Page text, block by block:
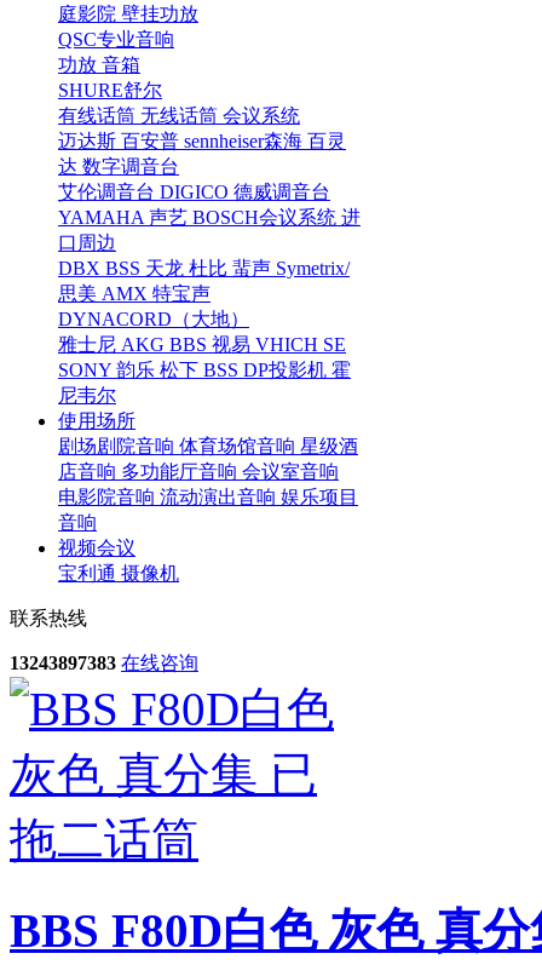
庭影院 壁挂功放
QSC专业音响
功放 音箱
SHURE舒尔
有线话筒 无线话筒 会议系统
迈达斯 百安普 sennheiser森海 百灵
达 数字调音台
艾伦调音台 DIGICO 德威调音台
YAMAHA 声艺 BOSCH会议系统 进
口周边
DBX BSS 天龙 杜比 蜚声 Symetrix/
思美 AMX 特宝声
DYNACORD（大地）
雅士尼 AKG BBS 视易 VHICH SE
SONY 韵乐 松下 BSS DP投影机 霍
尼韦尔
使用场所
剧场剧院音响 体育场馆音响 星级酒
店音响 多功能厅音响 会议室音响
电影院音响 流动演出音响 娱乐项目
音响
视频会议
宝利通 摄像机
联系热线
13243897383 在线咨询
BBS F80D白色 灰色 真